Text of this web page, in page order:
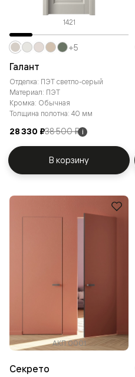
1421
Галант
Отделка: ПЭТ светло-серый
Материал: ПЭТ
Кромка: Обычная
Толщина полотна: 40 мм
28 330 ₽38 500 ₽ i
+5
В корзину
АКП 0001
Секрето